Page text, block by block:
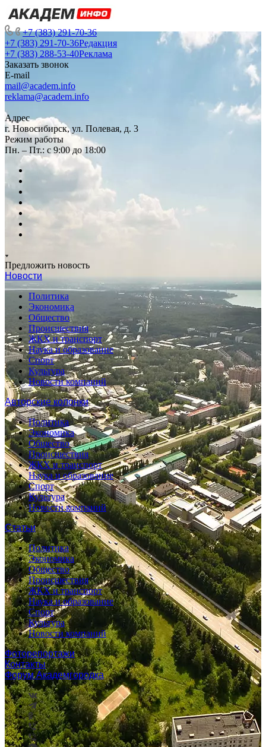
+7 (383) 291-70-36
+7 (383) 291-70-36Редакция
+7 (383) 288-53-40Реклама
Заказать звонок
E-mail
mail@academ.info
reklama@academ.info
Адрес
г. Новосибирск, ул. Полевая, д. 3
Режим работы
Пн. – Пт.: с 9:00 до 18:00
Предложить новость
Новости
Политика
Экономика
Общество
Происшествия
ЖКХ и транспорт
Наука и образование
Спорт
Культура
Новости компаний
Авторские колонки
Политика
Экономика
Общество
Происшествия
ЖКХ и транспорт
Наука и образование
Спорт
Культура
Новости компаний
Статьи
Политика
Экономика
Общество
Происшествия
ЖКХ и транспорт
Наука и образование
Спорт
Культура
Новости компаний
Фоторепортажи
Контакты
Форум Академгородка